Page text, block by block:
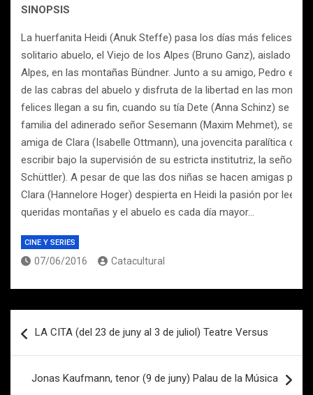
SINOPSIS
La huerfanita Heidi (Anuk Steffe) pasa los días más felices de
solitario abuelo, el Viejo de los Alpes (Bruno Ganz), aislado en
Alpes, en las montañas Bündner. Junto a su amigo, Pedro el
de las cabras del abuelo y disfruta de la libertad en las
felices llegan a su fin, cuando su tía Dete (Anna Schinz) se la
familia del adinerado señor Sesemann (Maxim Mehmet), se
amiga de Clara (Isabelle Ottmann), una jovencita paralítica que
escribir bajo la supervisión de su estricta institutriz, la señorita
Schüttler). A pesar de que las dos niñas se hacen amigas
Clara (Hannelore Hoger) despierta en Heidi la pasión por leer y
queridas montañas y el abuelo es cada día mayor…
CINE Y SERIES
07/06/2016 Catacultural
de
LA CITA (del 23 de juny al 3 de juliol) Teatre Versus
Jonas Kaufmann, tenor (9 de juny) Palau de la Música